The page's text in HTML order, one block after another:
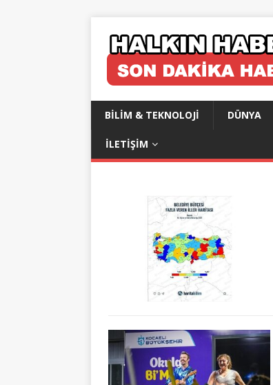
BILIM & TEKNOLOJI DÜNYA
İLETIŞIM